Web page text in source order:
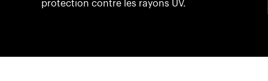
protection contre les rayons UV.